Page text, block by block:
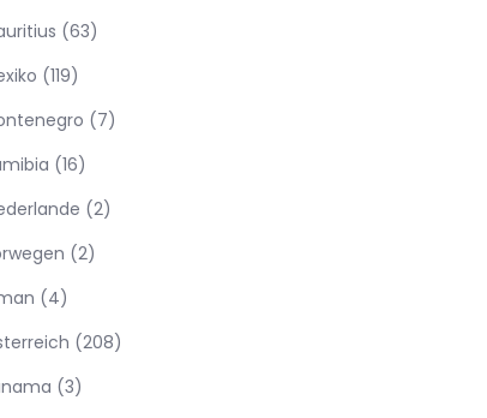
(63)
(119)
(7)
(16)
(2)
(2)
(4)
(208)
(3)